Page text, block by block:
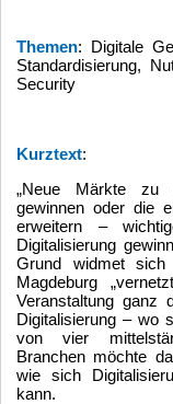
Themen: Digitale
Standardisierung,
Security
Kurztext:
„Neue Märkte zu
gewinnen oder die
erweitern –
Digitalisierung
Grund widmet sich
Magdeburg
Veranstaltung ganz
Digitalisierung – wo
von vier
Branchen möchte
wie sich
kann.